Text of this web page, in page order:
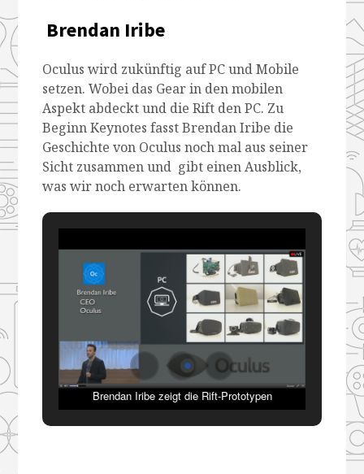
Brendan Iribe
Oculus wird zukünftig auf PC und Mobile
setzen. Wobei das Gear in den mobilen
Aspekt abdeckt und die Rift den PC. Zu
Beginn Keynotes fasst Brendan Iribe die
Geschichte von Oculus noch mal aus seiner
Sicht zusammen und gibt einen Ausblick,
was wir noch erwarten können.
Brendan Iribe zeigt die Rift-Prototypen